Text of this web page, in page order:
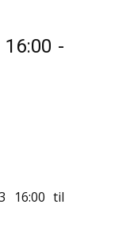
16:00 -
16:00 til